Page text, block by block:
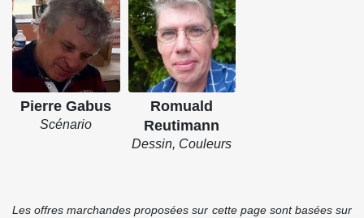
Pierre Gabus
Scénario
Romuald
Reutimann
Dessin, Couleurs
Les offres marchandes proposées sur cette page sont basées sur